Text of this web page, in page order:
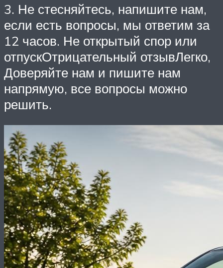
3. Не стесняйтесь, напишите нам,
если есть вопросы, мы ответим за
12 часов. Не открытый спор или
отпускОтрицательный отзывЛегко,
Доверяйте нам и пишите нам
напрямую, все вопросы можно
решить.